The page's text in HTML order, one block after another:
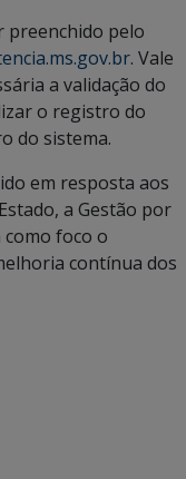
preenchido pelo
. Vale
a validação do
o registro do
do sistema.
em resposta aos
a Gestão por
foco o
contínua dos